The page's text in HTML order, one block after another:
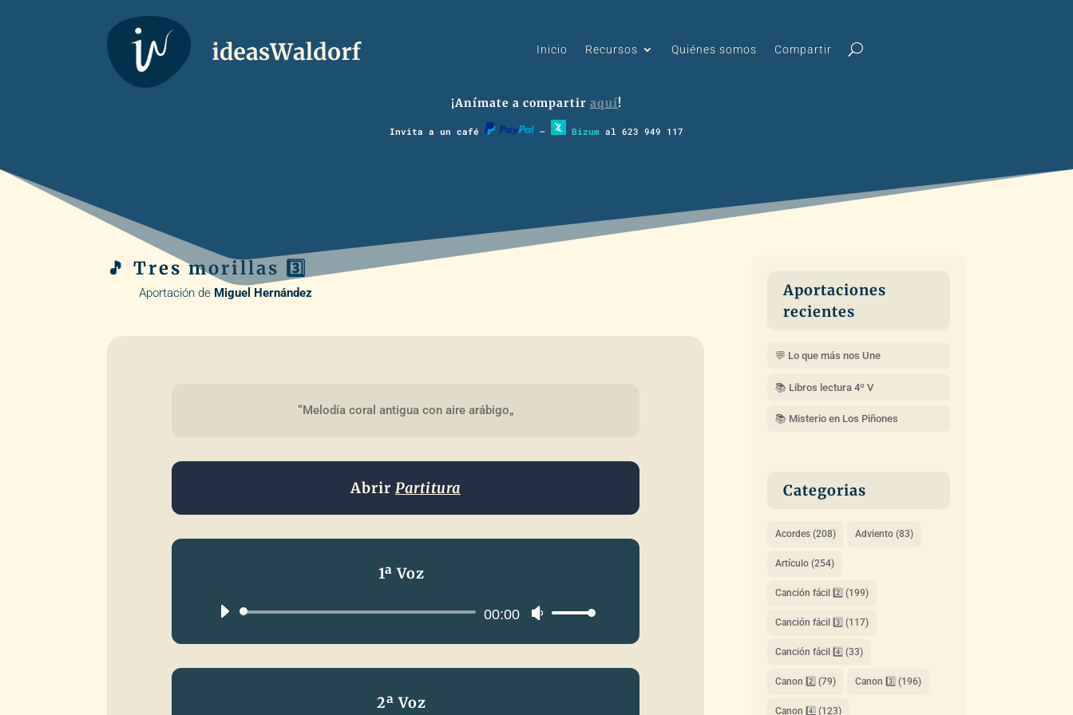
Inicio Recursos Quiénes somos Compartir
¡Anímate a compartir aquí!
Invita a un café – Bizum al 623 949 117
🎵 Tres morillas 3️⃣
Aportación de Miguel Hernández
“Melodía coral antigua con aire arábigo„
AbrirPartitura
1ª Voz
Reproductor
00:00
Utiliza
2ª Voz
Aportaciones
recientes
💬 Lo que más nos Une
📚 Libros lectura 4º V
📚 Misterio en Los Piñones
Categorias
Acordes(208) Adviento(83)
Artículo(254)
Canción fácil 2️⃣ (199)
Canción fácil 3️⃣ (117)
Canción fácil 4️⃣ (33)
Canon 2️⃣ (79) Canon 3️⃣ (196)
Canon 4️⃣ (123)